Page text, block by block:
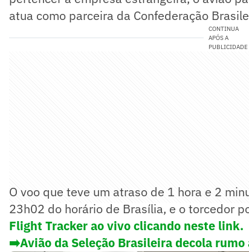
atua como parceira da Confederação
CONTINUA
APÓS A
PUBLICIDADE
O voo que teve um atraso de 1 hora e 2
23h02 do horário de Brasília, e o torcedor
Flight Tracker ao vivo clicando neste link.
➡️Avião da Seleção Brasileira decola rumo